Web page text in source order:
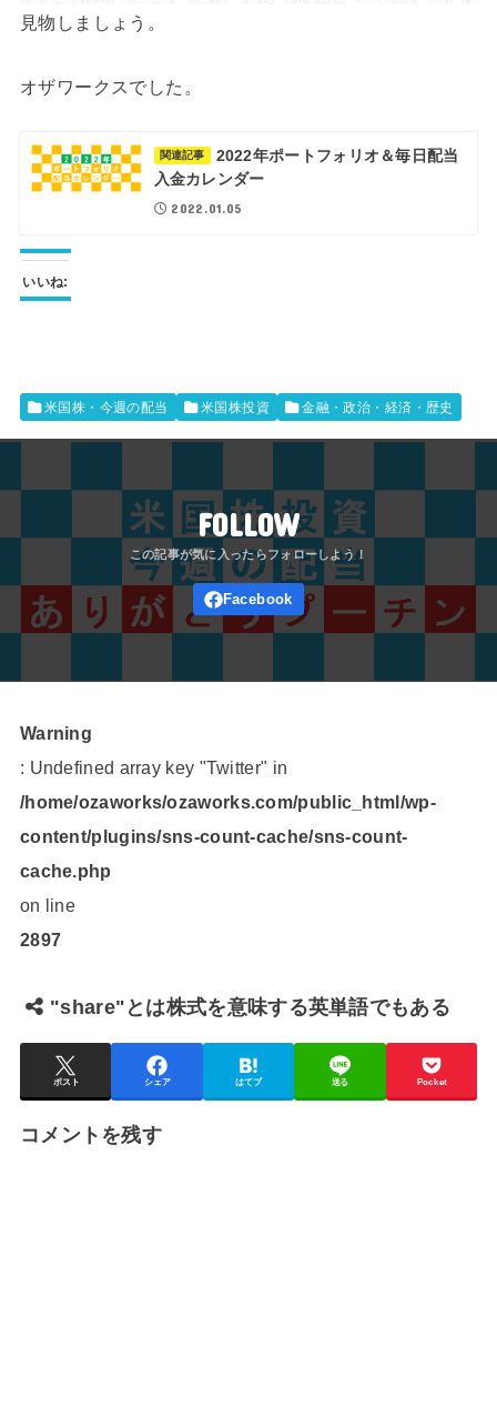
見物しましょう。
オザワークスでした。
関連記事
2022年ポートフォリオ＆毎日配当
入金カレンダー
2022.01.05
いいね:
米国株・今週の配当 米国株投資 金融・政治・経済・歴史
FOLLOW
Warning
: Undefined array key "Twitter" in
/home/ozaworks/ozaworks.com/public_html/wp-
content/plugins/sns-count-cache/sns-count-
cache.php
on line
2897
"share"とは株式を意味する英単語でもある
ポスト シェア はてブ 送る Pocket
コメントを残す